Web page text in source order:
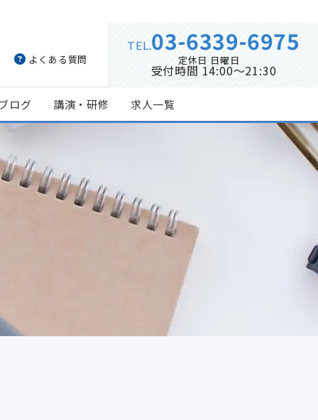
よくある質問
TEL.03-6339-6975
定休日 日曜日
受付時間 14:00～21:30
ログ 講演・研修 求人一覧